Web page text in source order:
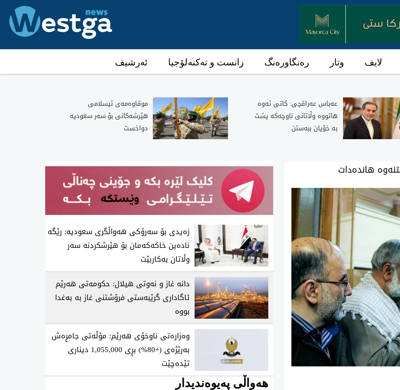
لایف وتار رەنگاورەنگ زانست و تەکنەلۆجیا ئەرشیف
عەباس عەراقچی: کاتی ئەوە
هاتووە وڵاتانی ناوچەکە پشت
بە خۆیان ببەستن
موقاوەمەی ئیسلامی
هێرشەکانی بۆ سەر سعودیە
دواخست
هاندەدات
زەیدی بۆ سەرۆکی هەواڵگری سعودیە: رێگە
نادەین خاکەکەمان بۆ هێرشکردنە سەر
وڵاتان بەکاربێت
دانە غاز و نەوتی هیلال: حکومەتی هەرێم
ئاگاداری گرێبەستی فرۆشتنی غاز بە بەغدا
بووە
وەزارەتی ناوخۆی هەرێم: مۆڵەتی جامڕەش
بەرێژەی (+80%) بڕی 1,055,000 دیناری
تێدەچێت
هەواڵی پەیوەندیدار